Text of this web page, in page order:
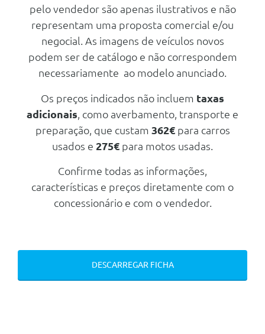
Monitorizaçao Da Pressao Dos
Fecho Automatico Da Porta Da
Bagageira
Serviços Digitais Profissionais
Protecçao Acustica Para Peoes
Serviços Connected Drived
Carregamento Rapido Ac (11 Kw)
Cabo De Carregamento (Modo 3)
Bancos Dianteiros Aquecidos
pelo vendedor são apenas ilustrativos e não
representam uma proposta comercial e/ou
negocial. As imagens de veículos novos
podem ser de catálogo e não correspondem
necessariamente ao modelo anunciado.
Os preços indicados não incluem taxas
adicionais , como averbamento, transporte e
preparação, que custam 362€para carros
usados e 275€ para motos usadas.
Confirme todas as informações,
características e preços diretamente com o
concessionário e com o vendedor.
DESCARREGAR FICHA